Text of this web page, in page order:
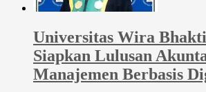
Universitas Wira
Siapkan Lulusan
Manajemen Berbasis